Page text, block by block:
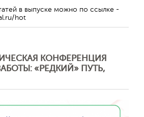
в выпуске можно по ссылке -
hot
КОНФЕРЕНЦИЯ
«РЕДКИЙ» ПУТЬ,
Отправить